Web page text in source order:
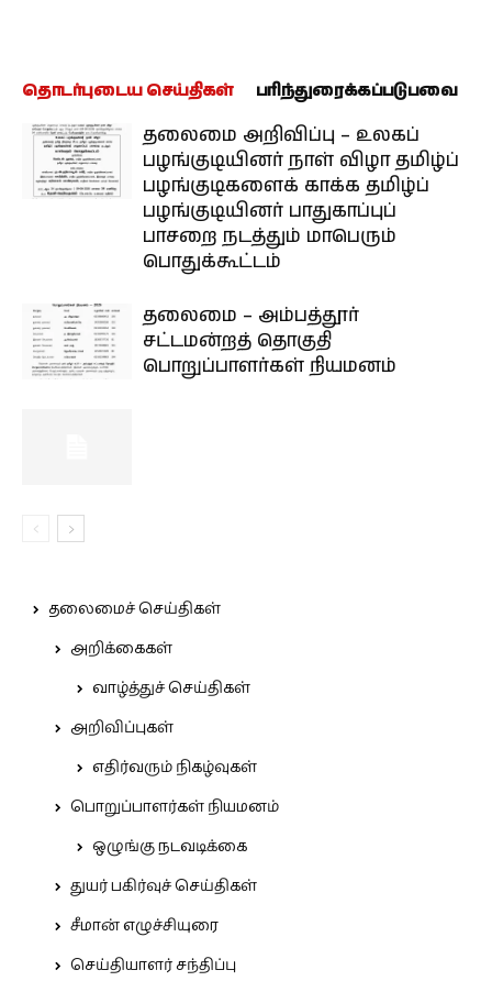
தொடர்புடைய செய்திகள் பரிந்துரைக்கப்படுபவை
தலைமை அறிவிப்பு – உலகப்
பழங்குடியினர் நாள் விழா தமிழ்ப்
பழங்குடிகளைக் காக்க தமிழ்ப்
பழங்குடியினர் பாதுகாப்புப்
பாசறை நடத்தும் மாபெரும்
பொதுக்கூட்டம்
தலைமை – அம்பத்தூர்
சட்டமன்றத் தொகுதி
பொறுப்பாளர்கள் நியமனம்
தலைமைச் செய்திகள்
அறிக்கைகள்
வாழ்த்துச் செய்திகள்
அறிவிப்புகள்
எதிர்வரும் நிகழ்வுகள்
பொறுப்பாளர்கள் நியமனம்
ஒழுங்கு நடவடிக்கை
துயர் பகிர்வுச் செய்திகள்
சீமான் எழுச்சியுரை
செய்தியாளர் சந்திப்பு